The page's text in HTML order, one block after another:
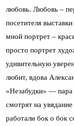
любовь. Любовь –
посетителя
мной портрет –
просто портрет
удивительную
любит, вдова
«Незабудки» — пара
смотрят на
работали бок о бок